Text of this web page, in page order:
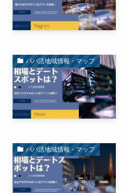
パパ活地域情報・マップ
パパ活地域情報・マップ